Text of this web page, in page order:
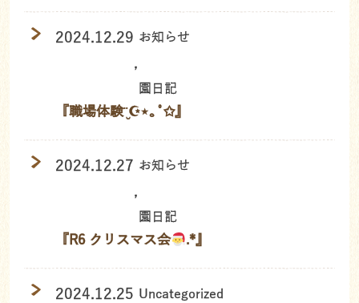
2024.12.29 お知らせ
,
園日記
『職場体験¨̮☪︎⋆｡˚✩』
2024.12.27 お知らせ
,
園日記
『R6 クリスマス会 .*』
2024.12.25 Uncategorized